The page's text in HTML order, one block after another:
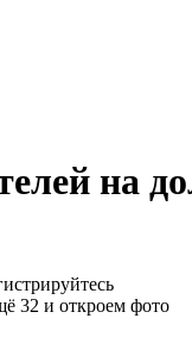
на
32 и откроем фото